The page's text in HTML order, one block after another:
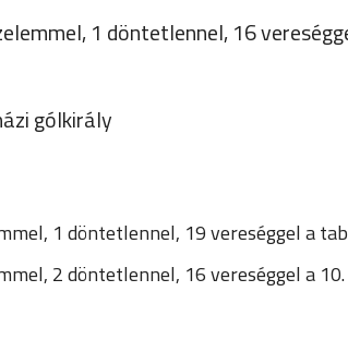
1 döntetlennel, 16
gólkirály
1 döntetlennel, 19 vereséggel a
2 döntetlennel, 16 vereséggel a